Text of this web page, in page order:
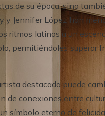
de su época, sino
Jennifer López han
ritmos latinos a un
permitiéndoles superar
destacada puede
conexiones entre
símbolo eterno de